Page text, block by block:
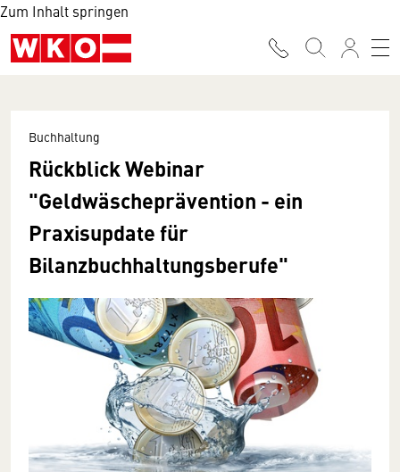
Zum Inhalt springen
Buchhaltung
Rückblick Webinar
"Geldwäscheprävention - ein
Praxisupdate für
Bilanzbuchhaltungsberufe"